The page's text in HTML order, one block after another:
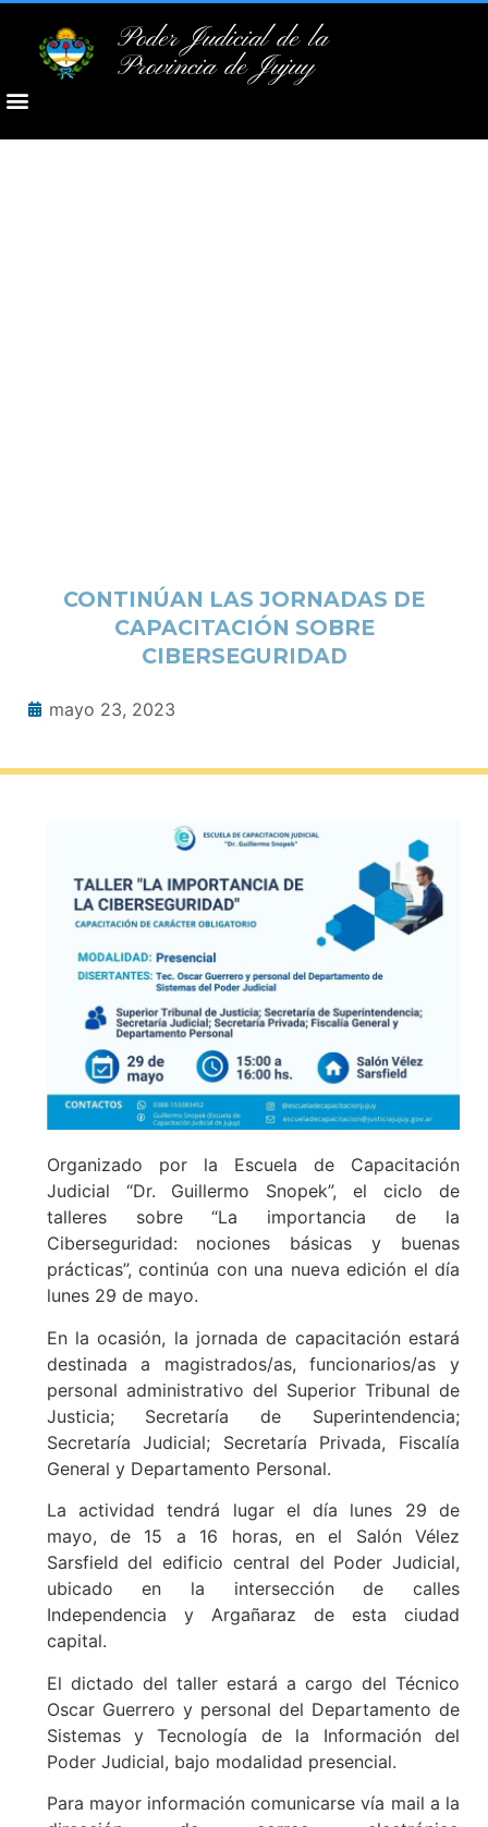
Poder Judicial de la
Provincia de Jujuy
CONTINÚAN LAS JORNADAS DE
CAPACITACIÓN SOBRE
CIBERSEGURIDAD
mayo 23, 2023
Organizado por la Escuela de Capacitación
Judicial “Dr. Guillermo Snopek”, el ciclo de
talleres sobre “La importancia de la
Ciberseguridad: nociones básicas y buenas
prácticas”, continúa con una nueva edición el día
lunes 29 de mayo.
En la ocasión, la jornada de capacitación estará
destinada a magistrados/as, funcionarios/as y
personal administrativo del Superior Tribunal de
Justicia; Secretaría de Superintendencia;
Secretaría Judicial; Secretaría Privada, Fiscalía
General y Departamento Personal.
La actividad tendrá lugar el día lunes 29 de
mayo, de 15 a 16 horas, en el Salón Vélez
Sarsfield del edificio central del Poder Judicial,
ubicado en la intersección de calles
Independencia y Argañaraz de esta ciudad
capital.
El dictado del taller estará a cargo del Técnico
Oscar Guerrero y personal del Departamento de
Sistemas y Tecnología de la Información del
Poder Judicial, bajo modalidad presencial.
Para mayor información comunicarse vía mail a la